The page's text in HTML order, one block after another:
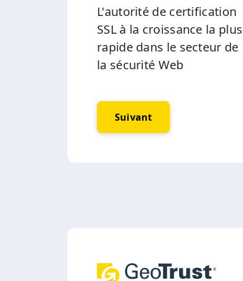
L'autorité de certification
SSL à la croissance la plus
rapide dans le secteur de
la sécurité Web
Suivant